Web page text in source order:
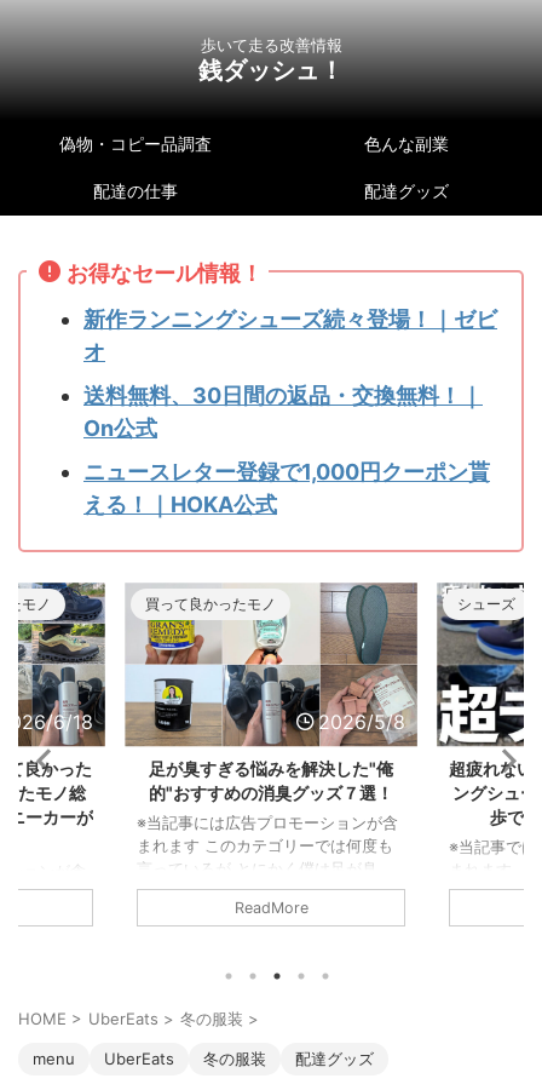
歩いて走る改善情報
銭ダッシュ！
偽物・コピー品調査 色んな副業
配達の仕事 配達グッズ
お得なセール情報！
新作ランニングシューズ続々登場！｜ゼビ
オ
送料無料、30日間の返品・交換無料！｜
On公式
ニュースレター登録で1,000円クーポン貰
える！｜HOKA公式
たモノ
6/18
良かった
たモノ総
ニーカーが
ョンが含
は落ちると
。 まさか
たんだ。
買って良かったモノ
2026/5/8
足が臭すぎる悩みを解決した"俺
的"おすすめの消臭グッズ７選！
※当記事には広告プロモーションが含
まれます このカテゴリーでは何度も
言っているが とにかく僕は足が臭
い。 東に足を向ければ臭さが一周し
て西から後頭部に当たるくらいだ。
さ～メガトン級の足の臭さまで色んな
かるぞ。 ということで、僕の足が臭
すぎる問題を解決してくれた消臭アイ
ReadMore
シューズ
超疲れない
ングシュ
歩で
※当記事では
まれます
ウォーキン
HOME > UberEats > 冬の服装 >
menu UberEats 冬の服装 配達グッズ